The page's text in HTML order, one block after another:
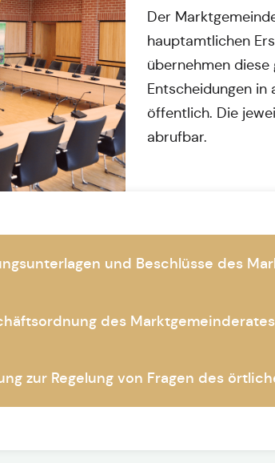
Der
hauptamtlichen
übernehmen
Entscheidungen
öffentlich. Die
abrufbar.
und Beschlüsse des
des
zur Regelung von Fragen des